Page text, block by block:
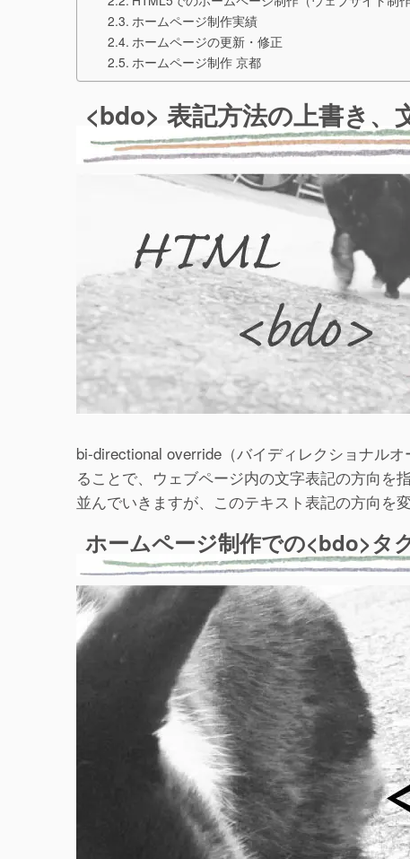
ホームページ制作実績
ホームページの更新・修正
ホームページ制作 京都
<bdo> 表記方法の上書き、
bi-directional override（バイディレクショナル
ることで、ウェブページ内の文字表記の方向を
並んでいきますが、このテキスト表記の方向を
ホームページ制作での<bdo>タ